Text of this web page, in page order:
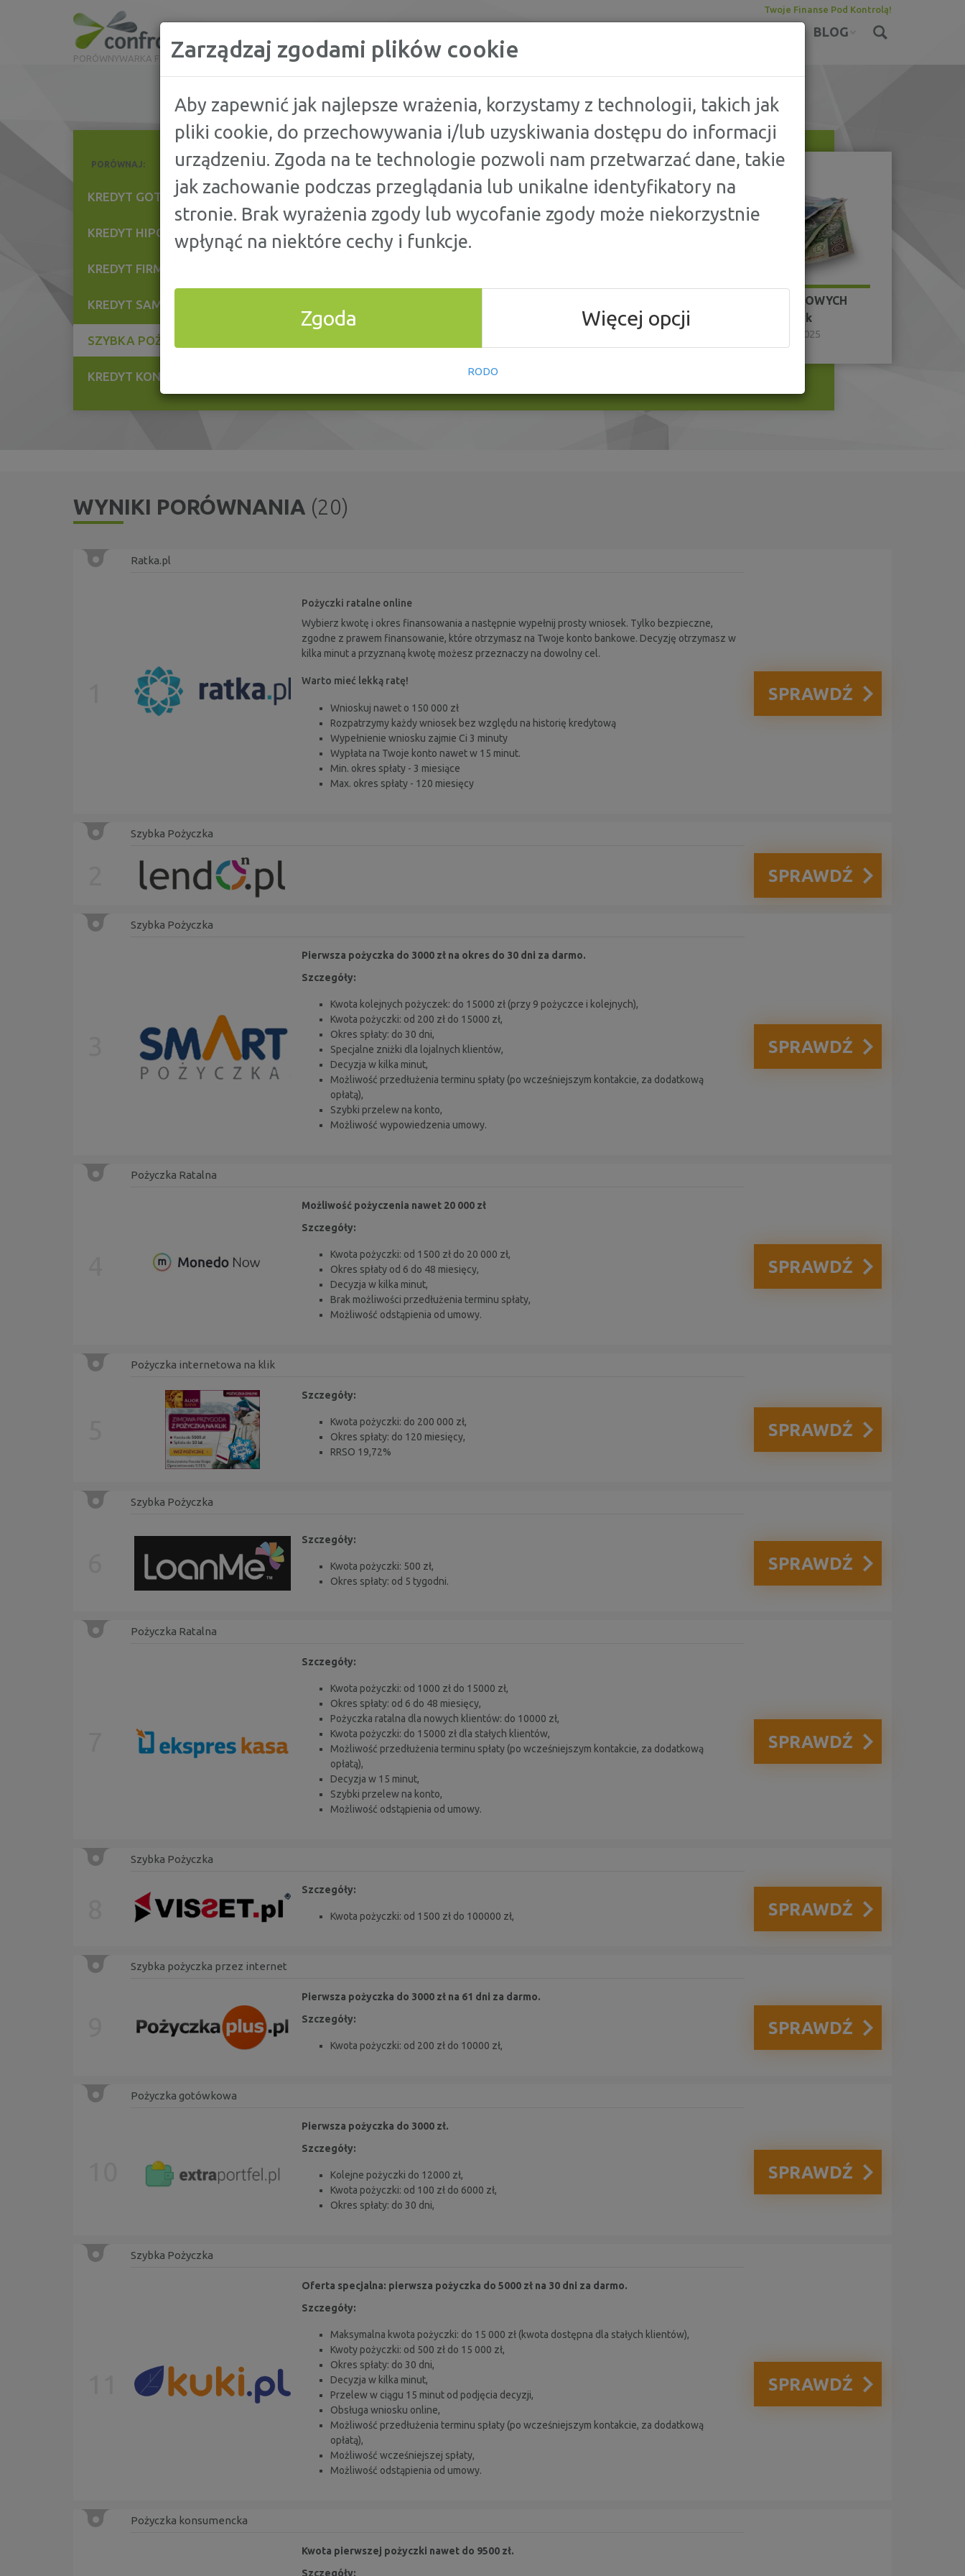
Zarządzaj zgodami plików cookie
Aby zapewnić jak najlepsze wrażenia, korzystamy z technologii, takich jak
pliki cookie, do przechowywania i/lub uzyskiwania dostępu do informacji
urządzeniu. Zgoda na te technologie pozwoli nam przetwarzać dane, takie
jak zachowanie podczas przeglądania lub unikalne identyfikatory na
stronie. Brak wyrażenia zgody lub wycofanie zgody może niekorzystnie
wpłynąć na niektóre cechy i funkcje.
Zgoda Więcej opcji
RODO
PORÓWNYWARKA FINANSOWA
Twoje Finanse Pod Kontrolą!
BLOG
PORÓWNAJ:
KREDYT GOTÓWKOWY 16
KREDYT HIPOTECZNY
KREDYT FIRMOWY
KREDYT SAMOCHODOWY
SZYBKA POŻYCZKA
KREDYT KONSOLIDACYJNY
PORÓWNAJSZYBKA POŻYCZKA
ZNAJDŹ NAJLEPSZĄ OPCJĘ DLA SIEBIE
Ranking DARMOWYCH
pożyczek
czerwiec 2025
WYNIKI PORÓWNANIA (20)
Ratka.pl
Pożyczki ratalne online
Wybierz kwotę i okres finansowania a następnie wypełnij prosty wniosek. Tylko bezpieczne,
zgodne z prawem finansowanie, które otrzymasz na Twoje konto bankowe. Decyzję otrzymasz w
kilka minut a przyznaną kwotę możesz przeznaczy na dowolny cel.
Warto mieć lekką ratę!
Wnioskuj nawet o 150 000 zł
Rozpatrzymy każdy wniosek bez względu na historię kredytową
Wypełnienie wniosku zajmie Ci 3 minuty
Wypłata na Twoje konto nawet w 15 minut.
Min. okres spłaty - 3 miesiące
Max. okres spłaty - 120 miesięcy
SPRAWDŹ
Szybka Pożyczka
SPRAWDŹ
Szybka Pożyczka
Pierwsza pożyczka do 3000 zł na okres do 30 dni za darmo.
Szczegóły:
Kwota kolejnych pożyczek: do 15000 zł (przy 9 pożyczce i kolejnych),
Kwota pożyczki: od 200 zł do 15000 zł,
Okres spłaty: do 30 dni,
Specjalne zniżki dla lojalnych klientów,
Decyzja w kilka minut,
Możliwość przedłużenia terminu spłaty (po wcześniejszym kontakcie, za dodatkową
opłatą),
Szybki przelew na konto,
Możliwość wypowiedzenia umowy.
SPRAWDŹ
Pożyczka Ratalna
Możliwość pożyczenia nawet 20 000 zł
Szczegóły:
Kwota pożyczki: od 1500 zł do 20 000 zł,
Okres spłaty od 6 do 48 miesięcy,
Decyzja w kilka minut,
Brak możliwości przedłużenia terminu spłaty,
Możliwość odstąpienia od umowy.
SPRAWDŹ
Pożyczka internetowa na klik
Szczegóły:
Kwota pożyczki: do 200 000 zł,
Okres spłaty: do 120 miesięcy,
RRSO 19,72%
SPRAWDŹ
Szybka Pożyczka
Szczegóły:
Kwota pożyczki: 500 zł,
Okres spłaty: od 5 tygodni.
SPRAWDŹ
Pożyczka Ratalna
Szczegóły:
Kwota pożyczki: od 1000 zł do 15000 zł,
Okres spłaty: od 6 do 48 miesięcy,
Pożyczka ratalna dla nowych klientów: do 10000 zł,
Kwota pożyczki: do 15000 zł dla stałych klientów,
Możliwość przedłużenia terminu spłaty (po wcześniejszym kontakcie, za dodatkową
opłatą),
Decyzja w 15 minut,
Szybki przelew na konto,
Możliwość odstąpienia od umowy.
SPRAWDŹ
Szybka Pożyczka
Szczegóły:
Kwota pożyczki: od 1500 zł do 100000 zł, SPRAWDŹ
Szybka pożyczka przez internet
Pierwsza pożyczka do 3000 zł na 61 dni za darmo.
Szczegóły:
Kwota pożyczki: od 200 zł do 10000 zł,
SPRAWDŹ
Pożyczka gotówkowa
Pierwsza pożyczka do 3000 zł.
Szczegóły:
Kolejne pożyczki do 12000 zł,
Kwota pożyczki: od 100 zł do 6000 zł,
Okres spłaty: do 30 dni,
SPRAWDŹ
Szybka Pożyczka
Oferta specjalna: pierwsza pożyczka do 5000 zł na 30 dni za darmo.
Szczegóły:
Maksymalna kwota pożyczki: do 15 000 zł (kwota dostępna dla stałych klientów),
Kwoty pożyczki: od 500 zł do 15 000 zł,
Okres spłaty: do 30 dni,
Decyzja w kilka minut,
Przelew w ciągu 15 minut od podjęcia decyzji,
Obsługa wniosku online,
Możliwość przedłużenia terminu spłaty (po wcześniejszym kontakcie, za dodatkową
opłatą),
Możliwość wcześniejszej spłaty,
Możliwość odstąpienia od umowy.
SPRAWDŹ
Pożyczka konsumencka
Kwota pierwszej pożyczki nawet do 9500 zł.
Szczegóły: